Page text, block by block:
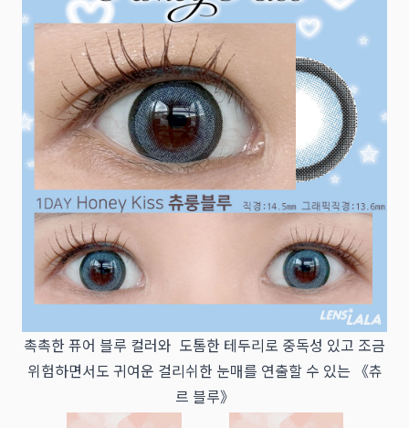
촉촉한 퓨어 블루 컬러와 도톰한 테두리로 중독성 있고 조금
위험하면서도 귀여운 걸리쉬한 눈매를 연출할 수 있는 《츄
르 블루》